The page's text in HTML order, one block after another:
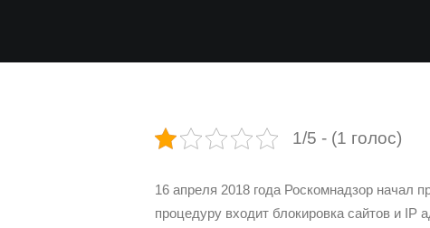
1/5 - (1 голос)
16 апреля 2018 года Роскомнадзор начал
процедуру входит блокировка сайтов и